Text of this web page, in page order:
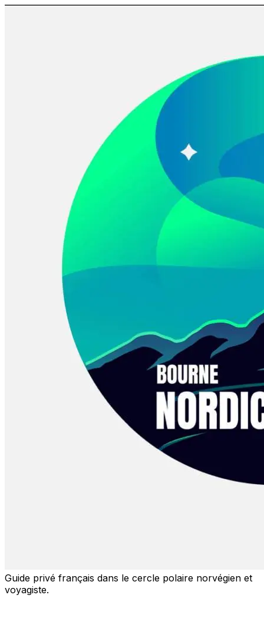
Guide privé français dans le cercle polaire norvégien et
voyagiste.